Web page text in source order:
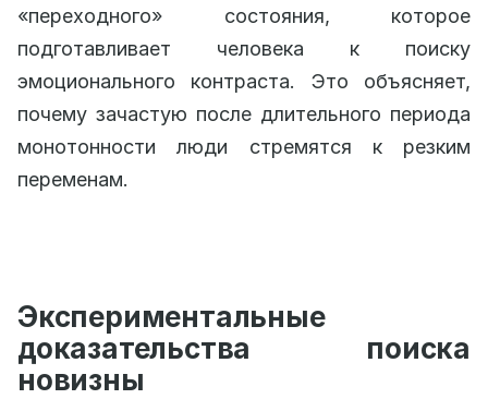
«переходного» состояния, которое
подготавливает человека к поиску
эмоционального контраста. Это объясняет,
почему зачастую после длительного периода
монотонности люди стремятся к резким
переменам.
Экспериментальные
доказательства поиска
новизны